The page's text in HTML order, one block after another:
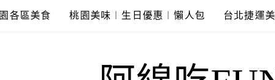
各區美食 桃園美味︱生日優惠︱懶人包 台北捷運